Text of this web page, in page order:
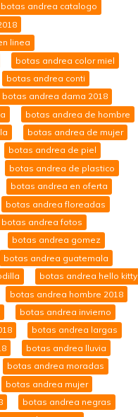
botas andrea catalogo
linea
botas andrea color miel
botas andrea conti
botas andrea dama 2018
botas andrea de hombre
botas andrea de mujer
botas andrea de piel
botas andrea de plastico
botas andrea en oferta
botas andrea floreadas
botas andrea fotos
botas andrea gomez
botas andrea guatemala
botas andrea hello kitty
botas andrea hombre 2018
botas andrea invierno
botas andrea largas
botas andrea lluvia
botas andrea moradas
botas andrea mujer
botas andrea negras